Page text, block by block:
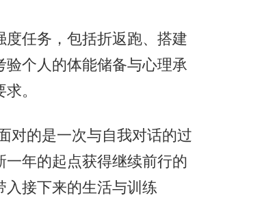
任务，包括折返跑、搭建
个人的体能储备与心理承
。
的是一次与自我对话的过
年的起点获得继续前行的
入接下来的生活与训练